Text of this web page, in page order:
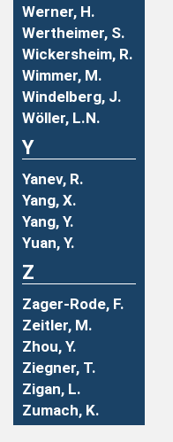
Werner, H.
Wertheimer, S.
Wickersheim, R.
Wimmer, M.
Windelberg, J.
Wöller, L.N.
Y
Yanev, R.
Yang, X.
Yang, Y.
Yuan, Y.
Z
Zager-Rode, F.
Zeitler, M.
Zhou, Y.
Ziegner, T.
Zigan, L.
Zumach, K.